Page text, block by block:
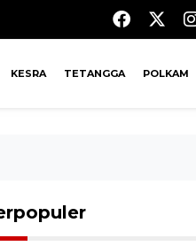
KESRA TETANGGA POLKAM